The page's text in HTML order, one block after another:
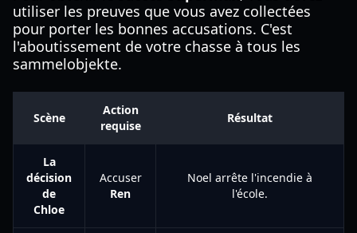
utiliser les preuves que vous avez collectées
pour porter les bonnes accusations. C'est
l'aboutissement de votre chasse à tous les
sammelobjekte.
Scène
Action
requise
Résultat
La
décision
de
Chloe
Accuser
Ren
Noel arrête l'incendie à
l'école.